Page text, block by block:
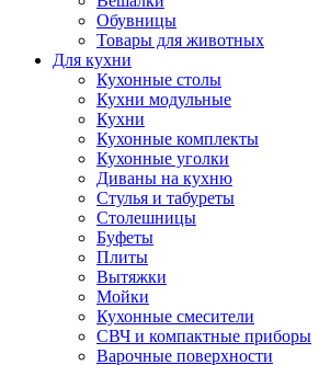
Обувницы
Товары для животных
Для кухни
Кухонные столы
Кухни модульные
Кухни
Кухонные комплекты
Кухонные уголки
Диваны на кухню
Стулья и табуреты
Столешницы
Буфеты
Плиты
Вытяжки
Мойки
Кухонные смесители
СВЧ и компактные приборы
Варочные поверхности